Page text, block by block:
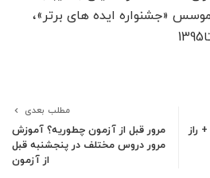
علمی و موسس «جشنواره ایده های برتر»،
راز
مطلب بعدی
مرور قبل از آزمون چطوریه؟ آموزش
مرور دروس مختلف در پنجشنبه قبل
از آزمون